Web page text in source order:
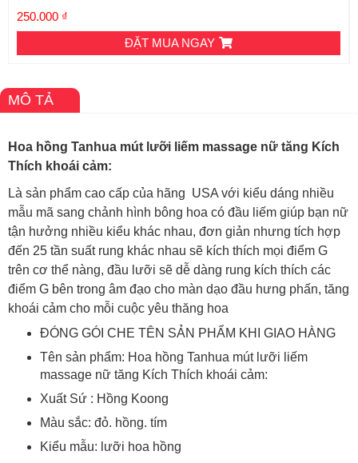
250.000 ₫
ĐẶT MUA NGAY
MÔ TẢ
Hoa hồng Tanhua mút lưỡi liếm massage nữ tăng Kích
Thích khoái cảm:
Là sản phẩm cao cấp của hãng USA với kiểu dáng nhiều
mẫu mã sang chảnh hình bông hoa có đầu liếm giúp bạn nữ
tận hưởng nhiều kiểu khác nhau, đơn giản nhưng tích hợp
đến 25 tần suất rung khác nhau sẽ kích thích mọi điểm G
trên cơ thể nàng, đầu lưỡi sẽ dễ dàng rung kích thích các
điểm G bên trong âm đạo cho màn dạo đầu hưng phấn, tăng
khoái cảm cho mỗi cuộc yêu thăng hoa
ĐÓNG GÓI CHE TÊN SẢN PHẨM KHI GIAO HÀNG
Tên sản phẩm: Hoa hồng Tanhua mút lưỡi liếm
massage nữ tăng Kích Thích khoái cảm:
Xuất Sứ : Hồng Koong
Màu sắc: đỏ. hồng. tím
Kiểu mẫu: lưỡi hoa hồng